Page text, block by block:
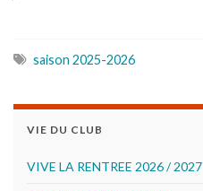
saison 2025-2026
VIE DU CLUB
VIVE LA RENTREE 2026 / 2027